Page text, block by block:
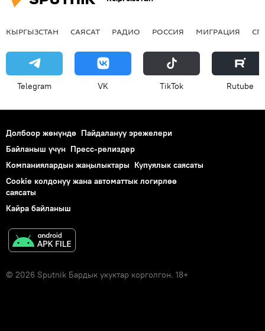
КЫРГЫЗСТАН САЯСАТ РАДИО РОССИЯ МИГРАЦИЯ
Telegram VK ТikТоk Rutube
Долбоор жөнүндө Пайдалануу эрежелери
Байланыш үчүн Пресс-релиздер
Компаниялардын жаңылыктары Купуялык саясаты
Cookie колдонуу жана автоматтык логирлөө
саясаты
Кайра байланыш
© 2026 Sputnik Бардык укуктар корголгон. 18+